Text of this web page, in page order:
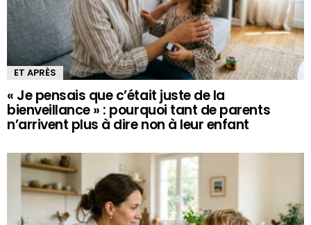
ET APRÈS
« Je pensais que c’était juste de la
bienveillance » : pourquoi tant de parents
n’arrivent plus à dire non à leur enfant